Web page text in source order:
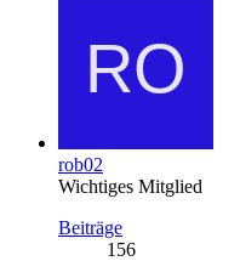
rob02
Wichtiges Mitglied
Beiträge
156